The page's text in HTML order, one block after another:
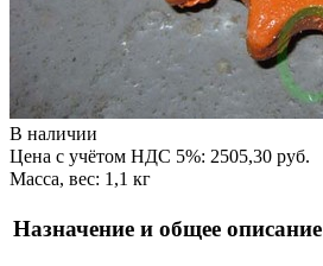
В наличии
Цена с учётом НДС 5%: 2505,30 руб.
Масса, вес: 1,1 кг
Назначение и общее описание